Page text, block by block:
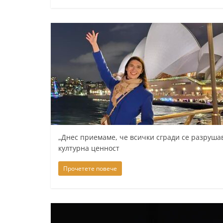
i
n
o
„Днес приемаме, че всички сгради се
културна ценност
Прочетете повече